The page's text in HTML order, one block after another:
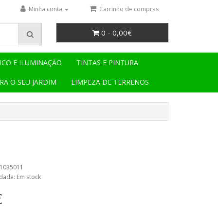
Minha conta Carrinho de compras
0 - 0,00€
E ILUMINAÇÃO TINTAS E PINTURA
O SEU JARDIM LIMPEZA DE TERRENOS
Em stock